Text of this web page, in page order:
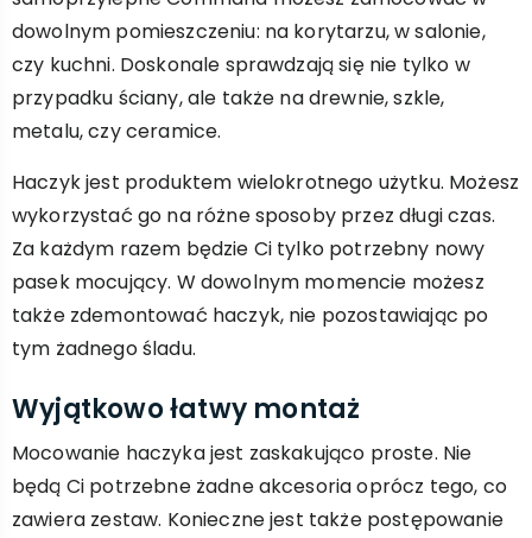
dowolnym pomieszczeniu: na korytarzu, w salonie,
czy kuchni. Doskonale sprawdzają się nie tylko w
przypadku ściany, ale także na drewnie, szkle,
metalu, czy ceramice.
Haczyk jest produktem wielokrotnego użytku. Możesz
wykorzystać go na różne sposoby przez długi czas.
Za każdym razem będzie Ci tylko potrzebny nowy
pasek mocujący. W dowolnym momencie możesz
także zdemontować haczyk, nie pozostawiając po
tym żadnego śladu.
Wyjątkowo łatwy montaż
Mocowanie haczyka jest zaskakująco proste. Nie
będą Ci potrzebne żadne akcesoria oprócz tego, co
zawiera zestaw. Konieczne jest także postępowanie